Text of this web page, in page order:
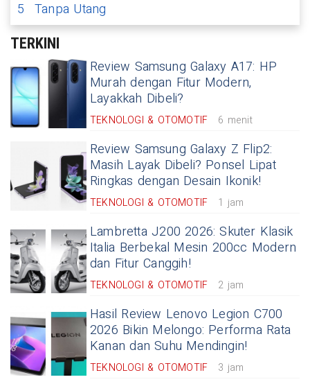
5 Tanpa Utang
TERKINI
Review Samsung Galaxy A17: HP
Murah dengan Fitur Modern,
Layakkah Dibeli?
TEKNOLOGI & OTOMOTIF 6 menit
Review Samsung Galaxy Z Flip2:
Masih Layak Dibeli? Ponsel Lipat
Ringkas dengan Desain Ikonik!
TEKNOLOGI & OTOMOTIF 1 jam
Lambretta J200 2026: Skuter Klasik
Italia Berbekal Mesin 200cc Modern
dan Fitur Canggih!
TEKNOLOGI & OTOMOTIF 2 jam
Hasil Review Lenovo Legion C700
2026 Bikin Melongo: Performa Rata
Kanan dan Suhu Mendingin!
TEKNOLOGI & OTOMOTIF 3 jam